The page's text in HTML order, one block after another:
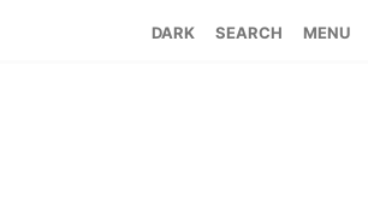
SEARCH MENU